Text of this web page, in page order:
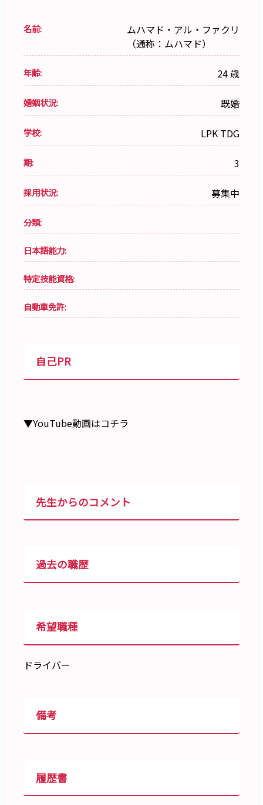
名前:
ムハマド・アル・ファクリ
（通称：ムハマド）
年齢: 24 歳
婚姻状況: 既婚
学校: LPK TDG
期: 3
採用状況: 募集中
分類:
日本語能力:
特定技能資格:
自動車免許:
自己PR
▼YouTube動画はコチラ
先生からのコメント
過去の職歴
希望職種
ドライバー
備考
履歴書